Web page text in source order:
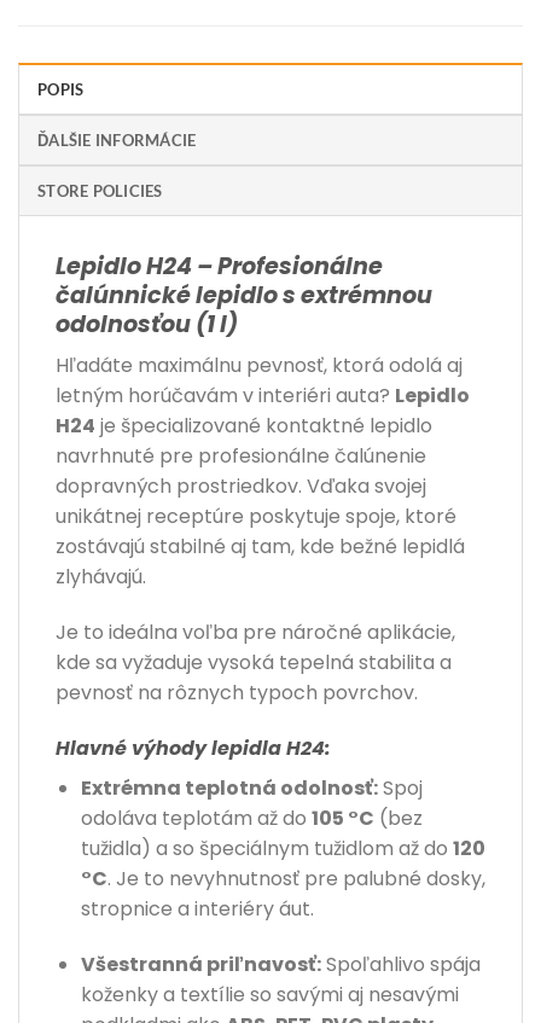
POPIS
ĎALŠIE INFORMÁCIE
STORE POLICIES
Lepidlo H24 – Profesionálne
čalúnnické lepidlo s extrémnou
odolnosťou (1 l)
Hľadáte maximálnu pevnosť, ktorá odolá aj
letným horúčavám v interiéri auta? Lepidlo
H24 je špecializované kontaktné lepidlo
navrhnuté pre profesionálne čalúnenie
dopravných prostriedkov. Vďaka svojej
unikátnej receptúre poskytuje spoje, ktoré
zostávajú stabilné aj tam, kde bežné lepidlá
zlyhávajú.
Je to ideálna voľba pre náročné aplikácie,
kde sa vyžaduje vysoká tepelná stabilita a
pevnosť na rôznych typoch povrchov.
Hlavné výhody lepidla H24:
Extrémna teplotná odolnosť:Spoj
odoláva teplotám až do 105 °C (bez
tužidla) a so špeciálnym tužidlom až do 120
°C. Je to nevyhnutnosť pre palubné dosky,
stropnice a interiéry áut.
Všestranná priľnavosť:Spoľahlivo spája
koženky a textílie so savými aj nesavými